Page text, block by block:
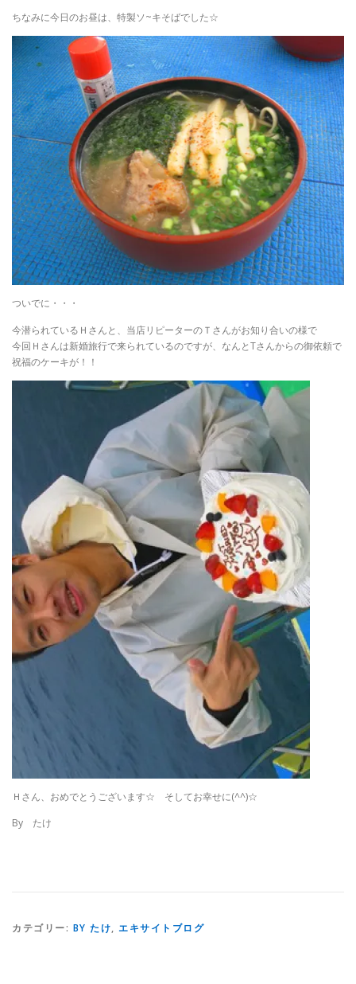
ちなみに今日のお昼は、特製ソ~キそばでした☆
ついでに・・・
今潜られているＨさんと、当店リピーターのＴさんがお知り合いの様で
今回Ｈさんは新婚旅行で来られているのですが、なんとTさんからの御依頼で
祝福のケーキが！！
Ｈさん、おめでとうございます☆ そしてお幸せに(^^)☆
By たけ
カテゴリー: BY たけ, エキサイトブログ